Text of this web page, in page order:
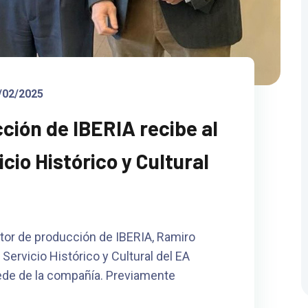
2025
de IBERIA recibe al
Histórico y Cultural
de producción de IBERIA, Ramiro
Histórico y Cultural del EA
de la compañía. Previamente